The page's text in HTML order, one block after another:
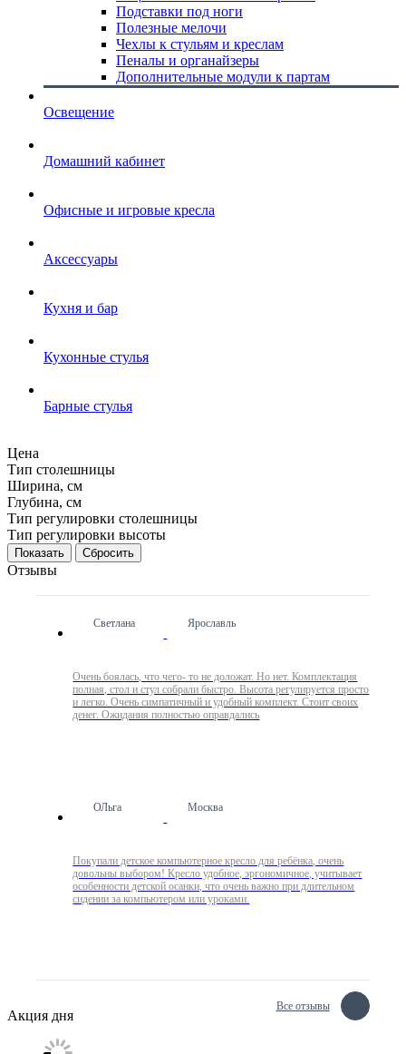
Подставки под ноги
Полезные мелочи
Чехлы к стульям и креслам
Пеналы и органайзеры
Дополнительные модули к партам
Освещение
Домашний кабинет
Офисные и игровые кресла
Аксессуары
Кухня и бар
Кухонные стулья
Барные стулья
Цена
Тип столешницы
Ширина, см
Глубина, см
Тип регулировки столешницы
Тип регулировки высоты
Сбросить
Отзывы
Светлана Ярославль
Очень боялась, что чего- то не доложат. Но нет. Комплектация
полная, стол и стул собрали быстро. Высота регулируется просто
и легко. Очень симпатичный и удобный комплект. Стоит своих
денег. Ожидания полностью оправдались
ОЛьга Москва
Покупали детское компьютерное кресло для ребёнка, очень
довольны выбором! Кресло удобное, эргономичное, учитывает
особенности детской осанки, что очень важно при длительном
сидении за компьютером или уроками.
Все отзывы
Акция дня